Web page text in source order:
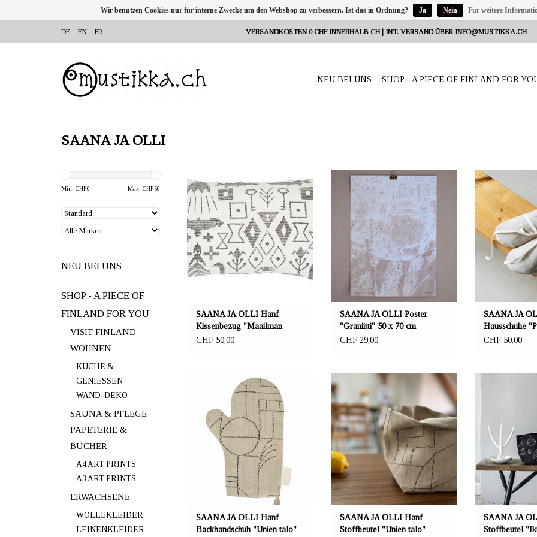
DE EN FR VERSANDKOSTEN 0 CHF INNERHALB CH | INT. VERSAND ÜBER INFO@MUSTIKKA.CH
NEU BEI UNS SHOP - A PIECE OF FINLAND FOR
SAANA JA OLLI
Min: CHF0 Max: CHF50
NEU BEI UNS
SHOP - A PIECE OF
FINLAND FOR YOU
VISIT FINLAND
WOHNEN
KÜCHE &
GENIESSEN
WAND-DEKO
SAUNA & PFLEGE
PAPETERIE &
BÜCHER
A4 ART PRINTS
A3 ART PRINTS
ERWACHSENE
WOLLEKLEIDER
LEINENKLEIDER
Frauenfeld, Schweiz
Hanf Kissenbezug. Das schwarz-
weisse Motiv "Die Geburt der Welt" ist
inspiriert von den uralten finnischen
Schöpfungssagen und der finnischen
Wandteppich-Tradition. Grösse 40x60
oder 60x80 cm.
SAANA JA OLLI Hanf
Kissenbezug "Maailman
synty"
CHF 50,00
ANBIETER: mustikka.ch Reeta Nagel,
Frauenfeld, Schweiz
Poster "Graniitti" der finnischen Marke
SAANA JA OLLI. Mit professionellem
Stolz auf 180 g/m² Papier in Kaarina,
Finnland, gedruckt. Grösse 50 x 70
cm.
SAANA JA OLLI Poster
"Graniitti" 50 x 70 cm
CHF 29,00
ANBIETER:
Hanf
100%
100% recycelte
Grössen
41 (25,5
SAANA JA
Hausschuhe
CHF 50,00
ANBIETER: mustikka.ch Reeta Nagel,
Frauenfeld, Schweiz
Hanf Backhandschuh "Unien talo"
beigefarben/schwarz. 100%
Europäischer Hanf. Füllung: 100%
recycelte Textilfasern.
Beigefarben/schwarz. Waschbar 40
Grad.
SAANA JA OLLI Hanf
Backhandschuh "Unien talo"
ANBIETER: mustikka.ch Reeta Nagel,
Frauenfeld, Schweiz
Hanf Stoffbeutel 13x13x18cm. Das
beige-schwarze Muster "Unien talo"
(wörtlich: Haus der Träume) wurde
vom Renovierungsprojekt eines 104
Jahre alten Blockhauses des
Designerpaares inspiriert.
SAANA JA OLLI Hanf
Stoffbeutel "Unien talo"
ANBIETER:
Stoffbeutel
Europäischer
(wörtlich: Der
Ästhetik
Höhlenmalereien
SAANA JA
Stoffbeutel
Wir benutzen Cookies nur für interne Zwecke um den Webshop zu verbessern. Ist das in Ordnung? Ja Nein Für weitere